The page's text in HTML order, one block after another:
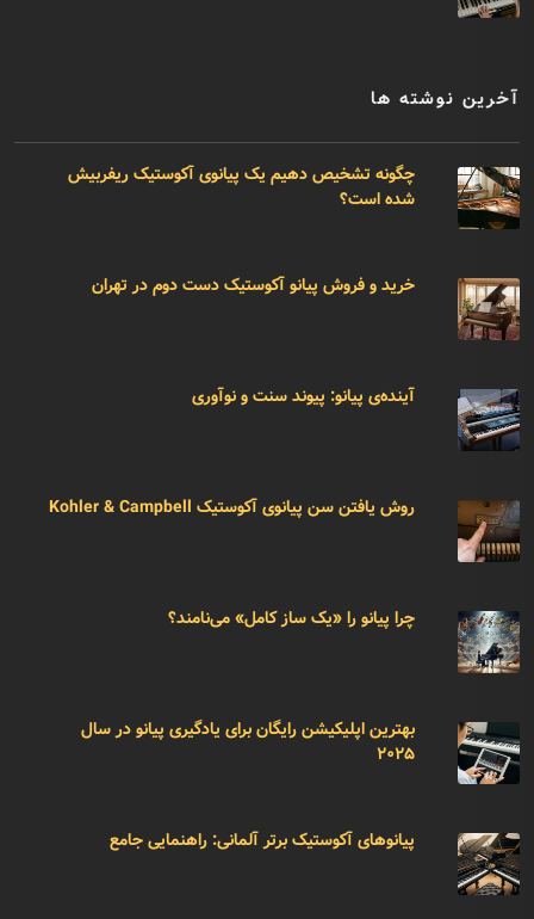
آخرین نوشته ها
چگونه تشخیص دهیم یک پیانوی آکوستیک ریفربیش
شده است؟
خرید و فروش پیانو آکوستیک دست دوم در تهران
آینده‌ی پیانو: پیوند سنت و نوآوری
روش یافتن سن پیانوی آکوستیک Kohler & Campbell
چرا پیانو را «یک ساز کامل» می‌نامند؟
بهترین اپلیکیشن رایگان برای یادگیری پیانو در سال
۲۰۲۵
پیانوهای آکوستیک برتر آلمانی: راهنمایی جامع